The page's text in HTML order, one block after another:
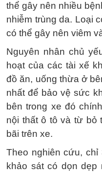
thể gây nên nhiều
nhiễm trùng da. Loại
có thể gây nên viêm
Nguyên nhân chủ
hoạt của các tài xế
đồ ăn, uống thừa ở
nhất để bảo vệ sức
bên trong xe đó
nội thất ô tô và từ bỏ
bãi trên xe.
Theo nghiên cứu, chỉ
khảo sát có dọn